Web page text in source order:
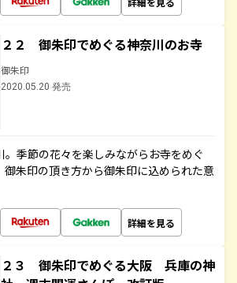
２２ 御朱印でめぐる神奈川のお寺
御朱印
2020.05.20 発売
。季節の花々を楽しみながらお寺をめぐ
御朱印の頂き方から御朱印に込められた意
詳細を見る
２３ 御朱印でめぐる大阪 兵庫の神